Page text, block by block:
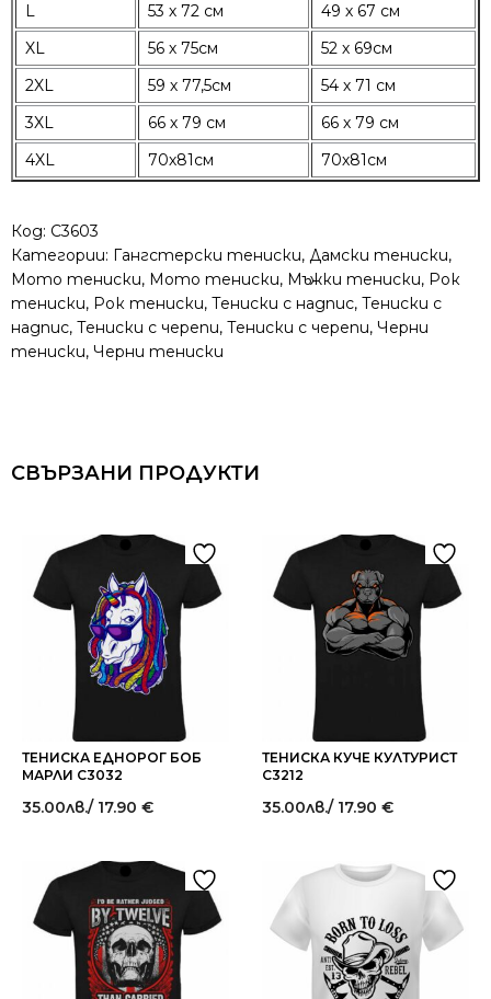
L
53 х 72 см
49 х 67 см
XL
56 х 75см
52 х 69см
2XL
59 х 77,5см
54 х 71 см
3XL
66 х 79 см
66 х 79 см
4XL
70х81см 70х81см
Код: C3603
Категории: Гангстерски тениски, Дамски тениски,
Мото тениски, Мото тениски, Мъжки тениски, Рок
тениски, Рок тениски, Тениски с надпис, Тениски с
надпис, Тениски с черепи, Тениски с черепи, Черни
тениски, Черни тениски
СВЪРЗАНИ ПРОДУКТИ
ТЕНИСКА ЕДНОРОГ БОБ
МАРЛИ C3032
35.00лв./ 17.90 €
ТЕНИСКА КУЧЕ КУЛТУРИСТ
C3212
35.00лв./ 17.90 €